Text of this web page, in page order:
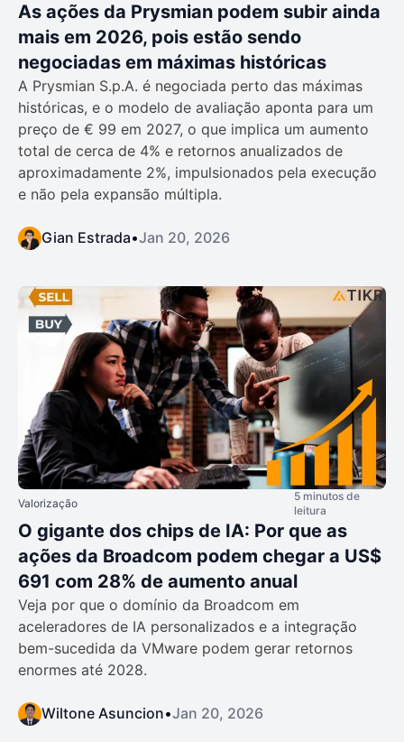
As ações da Prysmian podem subir ainda
mais em 2026, pois estão sendo
negociadas em máximas históricas
A Prysmian S.p.A. é negociada perto das máximas
históricas, e o modelo de avaliação aponta para um
preço de € 99 em 2027, o que implica um aumento
total de cerca de 4% e retornos anualizados de
aproximadamente 2%, impulsionados pela execução
e não pela expansão múltipla.
Gian Estrada•Jan 20, 2026
Valorização
5 minutos de
leitura
O gigante dos chips de IA: Por que as
ações da Broadcom podem chegar a US$
691 com 28% de aumento anual
Veja por que o domínio da Broadcom em
aceleradores de IA personalizados e a integração
bem-sucedida da VMware podem gerar retornos
enormes até 2028.
Wiltone Asuncion•Jan 20, 2026